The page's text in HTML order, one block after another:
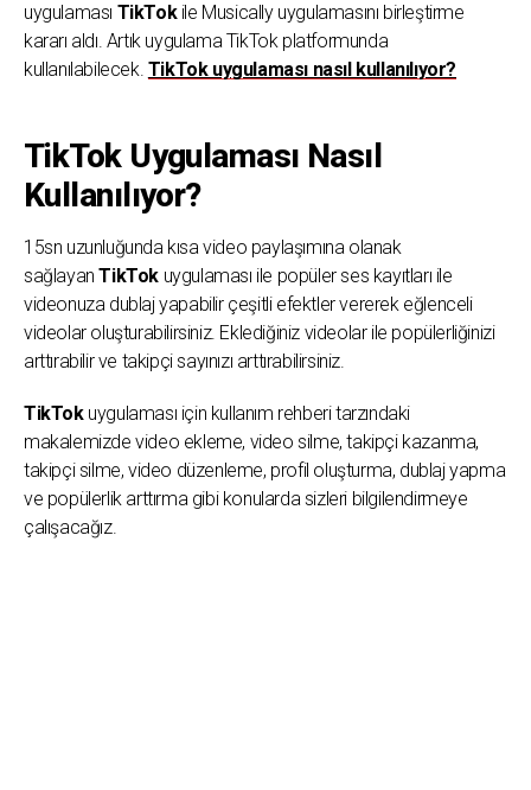
uygulaması TikTok ile Musically uygulamasını birleştirme
kararı aldı. Artık uygulama TikTok platformunda
kullanılabilecek. TikTok uygulaması nasıl kullanılıyor?
TikTok Uygulaması Nasıl
Kullanılıyor?
15sn uzunluğunda kısa video paylaşımına olanak
sağlayanTikTok uygulaması ile popüler ses kayıtları ile
videonuza dublaj yapabilir çeşitli efektler vererek eğlenceli
videolar oluşturabilirsiniz. Eklediğiniz videolar ile popülerliğinizi
arttırabilir ve takipçi sayınızı arttırabilirsiniz.
TikTok uygulaması için kullanım rehberi tarzındaki
makalemizde video ekleme, video silme, takipçi kazanma,
takipçi silme, video düzenleme, profil oluşturma, dublaj yapma
ve popülerlik arttırma gibi konularda sizleri bilgilendirmeye
çalışacağız.